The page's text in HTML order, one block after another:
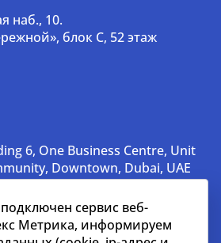
наб., 10.
блок С, 52 этаж
6, One Business Centre, Unit
Downtown, Dubai, UAE
сервис веб-
Метрика, информируем